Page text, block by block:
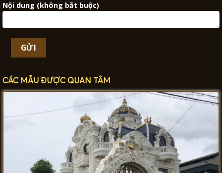
Nội dung (không bắt buộc)
CÁC MẪU ĐƯỢC QUAN TÂM